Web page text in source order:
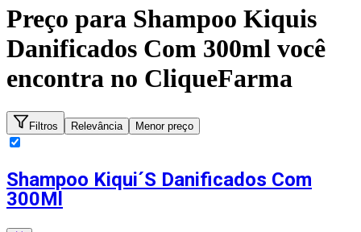
Preço para Shampoo Kiquis
Danificados Com 300ml você
encontra no CliqueFarma
Filtros Relevância Menor preço
Shampoo Kiqui´S Danificados Com
300Ml